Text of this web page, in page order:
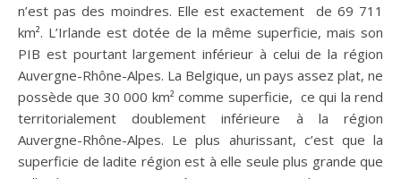
n’est pas des moindres. Elle est exactement de 69 711
km². L’Irlande est dotée de la même superficie, mais son
PIB est pourtant largement inférieur à celui de la région
Auvergne-Rhône-Alpes. La Belgique, un pays assez plat, ne
possède que 30 000 km² comme superficie, ce qui la rend
territorialement doublement inférieure à la région
Auvergne-Rhône-Alpes. Le plus ahurissant, c’est que la
superficie de ladite région est à elle seule plus grande que